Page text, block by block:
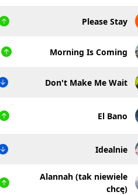
Please Stay
Morning Is Coming
Don't Make Me Wait
El Bano
Idealnie
Alannah (tak niewiele
chcę)